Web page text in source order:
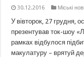
30.12.2016 Міські
У вівторок, 27 грудня,
презентував ток-шоу
рамках відбулося
макулатуру – врятуй